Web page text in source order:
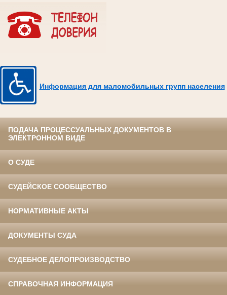
Информация для маломобильных групп населения
ПОДАЧА ПРОЦЕССУАЛЬНЫХ ДОКУМЕНТОВ В
ЭЛЕКТРОННОМ ВИДЕ
О СУДЕ
СУДЕЙСКОЕ СООБЩЕСТВО
НОРМАТИВНЫЕ АКТЫ
ДОКУМЕНТЫ СУДА
СУДЕБНОЕ ДЕЛОПРОИЗВОДСТВО
СПРАВОЧНАЯ ИНФОРМАЦИЯ